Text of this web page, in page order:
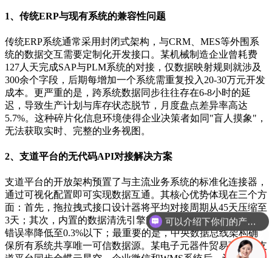
1、传统ERP与现有系统的兼容性问题
传统ERP系统通常采用封闭式架构，与CRM、MES等外围系
统的数据交互需要定制化开发接口。某机械制造企业曾耗费
127人天完成SAP与PLM系统的对接，仅数据映射规则就涉及
300余个字段，后期每增加一个系统需重复投入20-30万元开发
成本。更严重的是，跨系统数据同步往往存在6-8小时的延
迟，导致生产计划与库存状态脱节，月度盘点差异率高达
5.7%。这种碎片化信息环境使得企业决策者如同"盲人摸象"，
无法获取实时、完整的业务视图。
2、支道平台的无代码API对接解决方案
支道平台的开放架构预置了与主流业务系统的标准化连接器，
通过可视化配置即可实现数据互通。其核心优势体现在三个方
面：首先，拖拉拽式接口设计器将平均对接周期从45天压缩至
3天；其次，内置的数据清洗引擎能自动处理字段格式转换，
错误率降低至0.3%以下；最重要的是，中央数据总线架构确
保所有系统共享唯一可信数据源。某电子元器件贸易商通过支
你们是怎么收费的呢